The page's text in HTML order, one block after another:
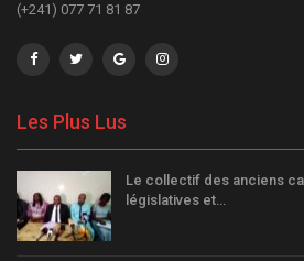
(+241) 077 71 81 87
Les Plus Lus
Le collectif des anciens
législatives et…